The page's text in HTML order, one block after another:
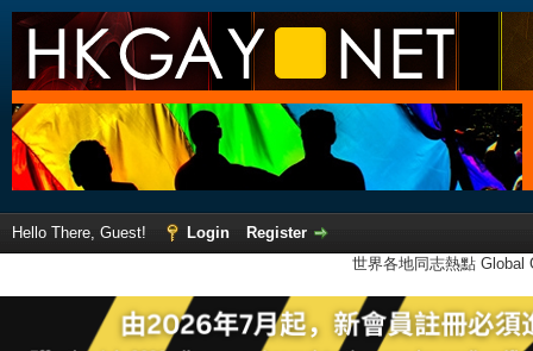
Hello There, Guest! Login
Register
世界各地同志熱點